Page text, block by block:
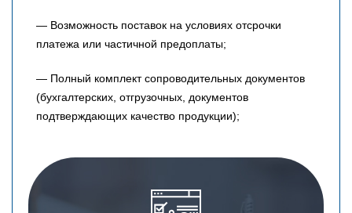
— Возможность поставок на условиях отсрочки
платежа или частичной предоплаты;
— Полный комплект сопроводительных документов
(бухгалтерских, отгрузочных, документов
подтверждающих качество продукции);